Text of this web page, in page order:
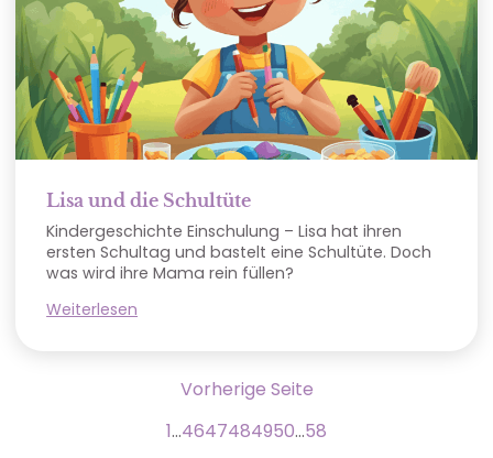
Lisa und die Schultüte
Kindergeschichte Einschulung – Lisa hat ihren
ersten Schultag und bastelt eine Schultüte. Doch
was wird ihre Mama rein füllen?
Weiterlesen
Vorherige Seite
1…4647484950…58